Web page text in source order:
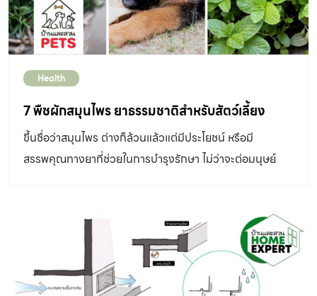
Health
7 พืชผักสมุนไพร ยาธรรมชาติสำหรับสัตว์เลี้ยง
ขึ้นชื่อว่าสมุนไพร ต่างก็ล้วนแล้วแต่มีประโยชน์ หรือมี
สรรพคุณทางยาที่ช่วยในการบำรุงรักษา ไม่ว่าจะต่อมนุษย์
การเยียวยาหรือรักษา เพราะ อาจทำให้เกิดอันตรายตามมาได้
วันนี้ บ้านและสวน Pets จึงมีอีกหนึ่งทางเลือก อย่าง พืชผัก
สมุนไพร ยาธรรมชาติสำหรับสัตว์เลี้ยง มาแนะนำกันค่ะ แต่
ทั้งนี้ผู้เลี้ยงควรปรึกษาสัตวแพทย์ก่อนทุกครั้ง ในทุกกรณี